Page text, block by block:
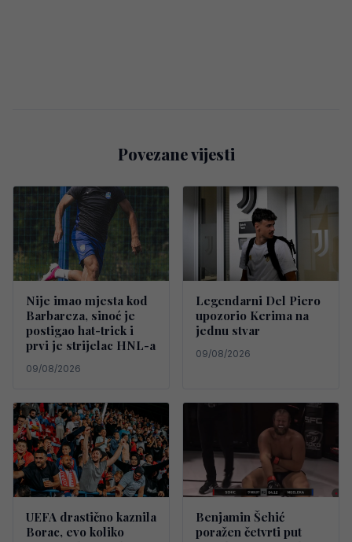
Povezane vijesti
Nije imao mjesta kod
Barbareza, sinoć je
postigao hat-trick i
prvi je strijelac HNL-a
09/08/2026
Legendarni Del Piero
upozorio Kerima na
jednu stvar
09/08/2026
UEFA drastično kaznila
Borac, evo koliko
Benjamin Šehić
poražen četvrti put